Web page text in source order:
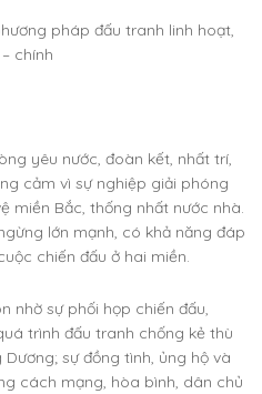
pháp đấu tranh linh hoạt,
chính
yêu nước, đoàn kết, nhất trí,
cảm vì sự nghiệp giải phóng
miền Bắc, thống nhất nước nhà.
lớn mạnh, có khả năng đáp
chiến đấu ở hai miền.
nhờ sự phối họp chiến đấu,
trình đấu tranh chống kẻ thù
sự đồng tình, ủng hộ và
cách mạng, hòa bình, dân chủ